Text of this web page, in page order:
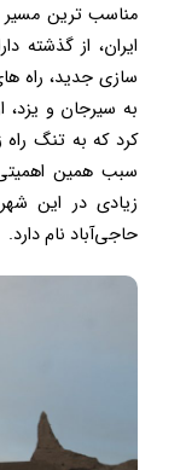
مناسب ترین مسیر
ایران، از گذشته
سازی جدید، راه
به سیرجان و
کرد که به تنگ
سبب همین اهمیتی
زیادی در این
حاجی‌آباد نام دارد.